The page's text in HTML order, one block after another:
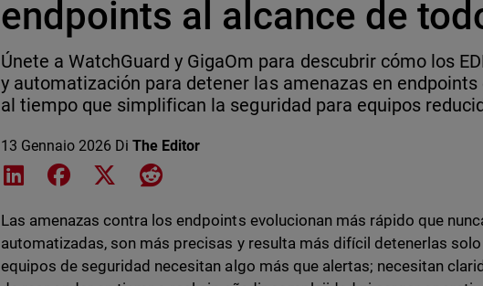
endpoints al alcance de
Únete a WatchGuard y GigaOm para descubrir cómo los
y automatización para detener las amenazas en
al tiempo que simplifican la seguridad para equipos
13 Gennaio 2026 DiThe Editor
Share on LinkedIn
Share on Facebook
Share on XShare on Reddit
Las amenazas contra los endpoints evolucionan más rápido que
automatizadas, son más precisas y resulta más difícil detenerlas
equipos de seguridad necesitan algo más que alertas; necesitan